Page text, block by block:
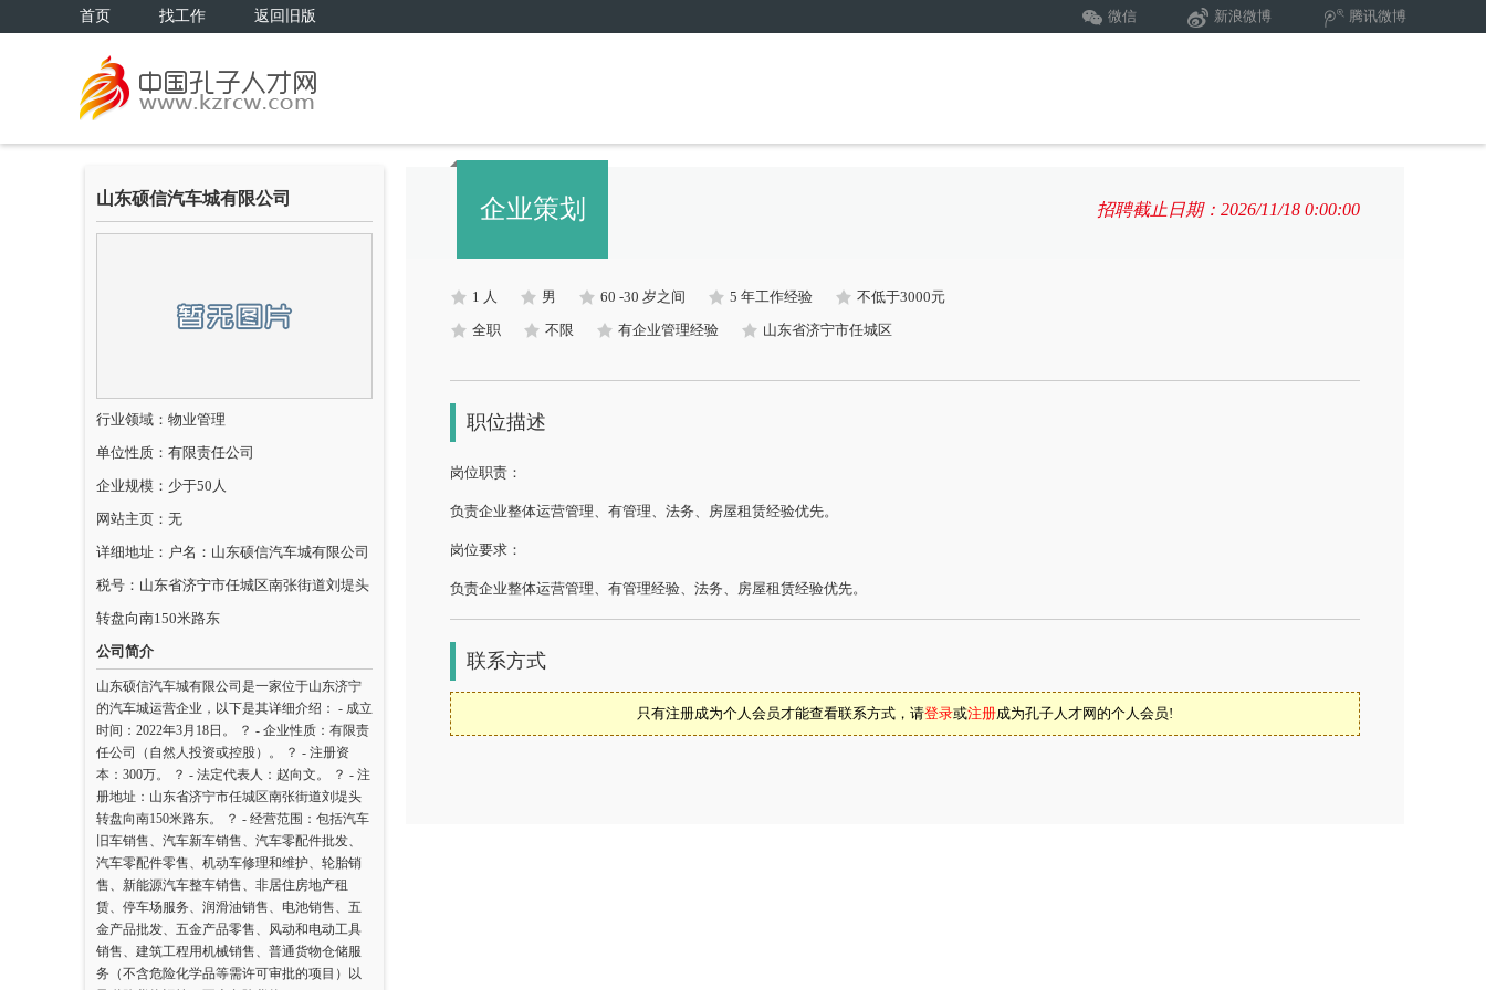
首页 找工作 返回旧版 腾讯微博
新浪微博
微信
山东硕信汽车城有限公司
行业领域：物业管理
单位性质：有限责任公司
企业规模：少于50人
网站主页：无
详细地址：户名：山东硕信汽车城有限公司
税号：山东省济宁市任城区南张街道刘堤头
转盘向南150米路东
公司简介
山东硕信汽车城有限公司是一家位于山东济宁
的汽车城运营企业，以下是其详细介绍： - 成立
时间：2022年3月18日。 ？ - 企业性质：有限责
任公司（自然人投资或控股）。 ？ - 注册资
本：300万。 ？ - 法定代表人：赵向文。 ？ - 注
册地址：山东省济宁市任城区南张街道刘堤头
转盘向南150米路东。 ？ - 经营范围：包括汽车
旧车销售、汽车新车销售、汽车零配件批发、
汽车零配件零售、机动车修理和维护、轮胎销
售、新能源汽车整车销售、非居住房地产租
赁、停车场服务、润滑油销售、电池销售、五
金产品批发、五金产品零售、风动和电动工具
销售、建筑工程用机械销售、普通货物仓储服
务（不含危险化学品等需许可审批的项目）以
企业策划 招聘截止日期：2026/11/18 0:00:00
1 人 男 60 -30 岁之间 5 年工作经验
不低于3000元
全职
不限 有企业管理经验 山东省济宁市任城区
职位描述
岗位职责：
负责企业整体运营管理、有管理、法务、房屋租赁经验优先。
岗位要求：
负责企业整体运营管理、有管理经验、法务、房屋租赁经验优先。
联系方式
只有注册成为个人会员才能查看联系方式，请登录或注册成为孔子人才网的个人会员!